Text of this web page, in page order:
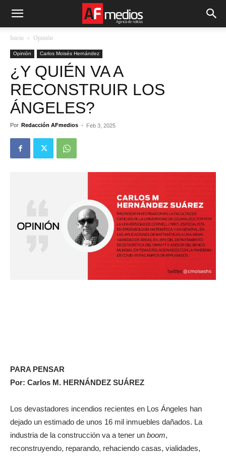
Inicio Opinión
Opinión Carlos Moisés Hernández
¿Y QUIÉN VA A
RECONSTRUIR LOS
ÁNGELES?
Por Redacción AFmedios - Feb 3, 2025
PARA PENSAR
Por: Carlos M. HERNÁNDEZ SUÁREZ
Los devastadores incendios recientes en Los Ángeles han
dejado un estimado de unos 16 mil inmuebles dañados. La
industria de la construcción va a tener un boom,
reconstruyendo, reparando, rehaciendo casas, vialidades,